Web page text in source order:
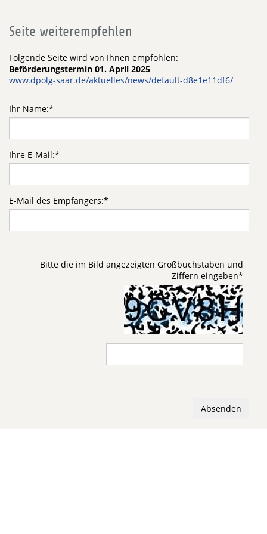
Seite weiterempfehlen
Folgende Seite wird von Ihnen empfohlen:
Beförderungstermin 01. April 2025
www.dpolg-saar.de/aktuelles/news/default-d8e1e11df6/
Ihr Name:*
Ihre E-Mail:*
E-Mail des Empfängers:*
Bitte die im Bild angezeigten Großbuchstaben und
Ziffern eingeben*
Absenden